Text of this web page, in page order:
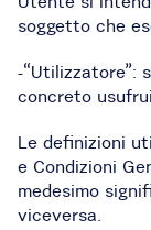
soggetto che
-“Utilizzatore”:
concreto
Le definizioni
e Condizioni
medesimo
viceversa.